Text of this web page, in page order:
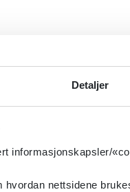
Detaljer
informasjonskapsler/
nettsidene